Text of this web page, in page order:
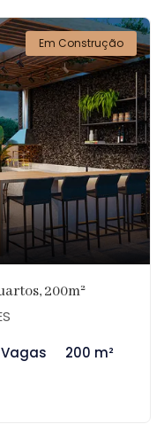
Em Construção
200m²
200 m²